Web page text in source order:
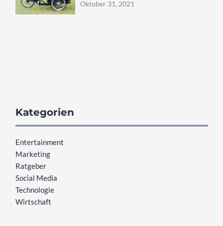
Oktober 31, 2021
Kategorien
Entertainment
Marketing
Ratgeber
Social Media
Technologie
Wirtschaft